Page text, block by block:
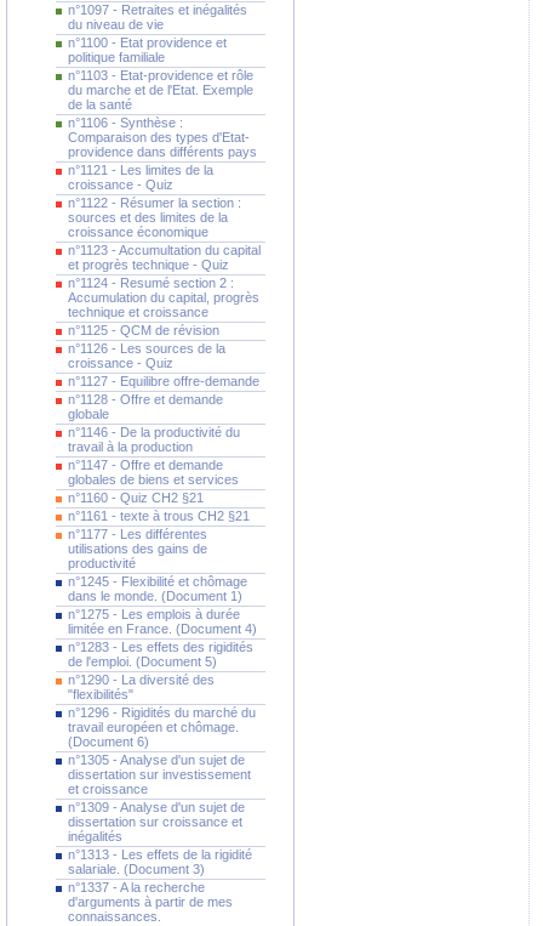
n°1097 - Retraites et inégalités
du niveau de vie
n°1100 - Etat providence et
politique familiale
n°1103 - Etat-providence et rôle
du marche et de l'Etat. Exemple
de la santé
n°1106 - Synthèse :
Comparaison des types d'Etat-
providence dans différents pays
n°1121 - Les limites de la
croissance - Quiz
n°1122 - Résumer la section :
sources et des limites de la
croissance économique
n°1123 - Accumultation du capital
et progrès technique - Quiz
n°1124 - Resumé section 2 :
Accumulation du capital, progrès
technique et croissance
n°1125 - QCM de révision
n°1126 - Les sources de la
croissance - Quiz
n°1127 - Equilibre offre-demande
n°1128 - Offre et demande
globale
n°1146 - De la productivité du
travail à la production
n°1147 - Offre et demande
globales de biens et services
n°1160 - Quiz CH2 §21
n°1161 - texte à trous CH2 §21
n°1177 - Les différentes
utilisations des gains de
productivité
n°1245 - Flexibilité et chômage
dans le monde. (Document 1)
n°1275 - Les emplois à durée
limitée en France. (Document 4)
n°1283 - Les effets des rigidités
de l'emploi. (Document 5)
n°1290 - La diversité des
"flexibilités"
n°1296 - Rigidités du marché du
travail européen et chômage.
(Document 6)
n°1305 - Analyse d'un sujet de
dissertation sur investissement
et croissance
n°1309 - Analyse d'un sujet de
dissertation sur croissance et
inégalités
n°1313 - Les effets de la rigidité
salariale. (Document 3)
n°1337 - A la recherche
d'arguments à partir de mes
connaissances.